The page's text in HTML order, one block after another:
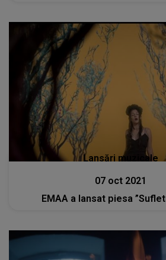
Lansări muzicale
07 oct 2021
EMAA a lansat piesa